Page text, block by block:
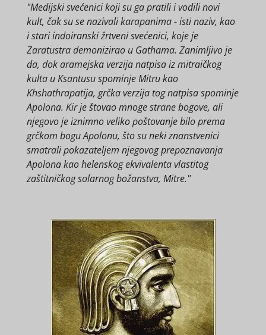
"Medijski svećenici koji su ga pratili i vodili novi
kult, čak su se nazivali karapanima - isti naziv, kao
i stari indoiranski žrtveni svećenici, koje je
Zaratustra demonizirao u Gathama. Zanimljivo je
da, dok aramejska verzija natpisa iz mitraičkog
kulta u Ksantusu spominje Mitru kao
Khshathrapatija, grčka verzija tog natpisa spominje
Apolona. Kir je štovao mnoge strane bogove, ali
njegovo je iznimno veliko poštovanje bilo prema
grčkom bogu Apolonu, što su neki znanstvenici
smatrali pokazateljem njegovog prepoznavanja
Apolona kao helenskog ekvivalenta vlastitog
zaštitničkog solarnog božanstva, Mitre."